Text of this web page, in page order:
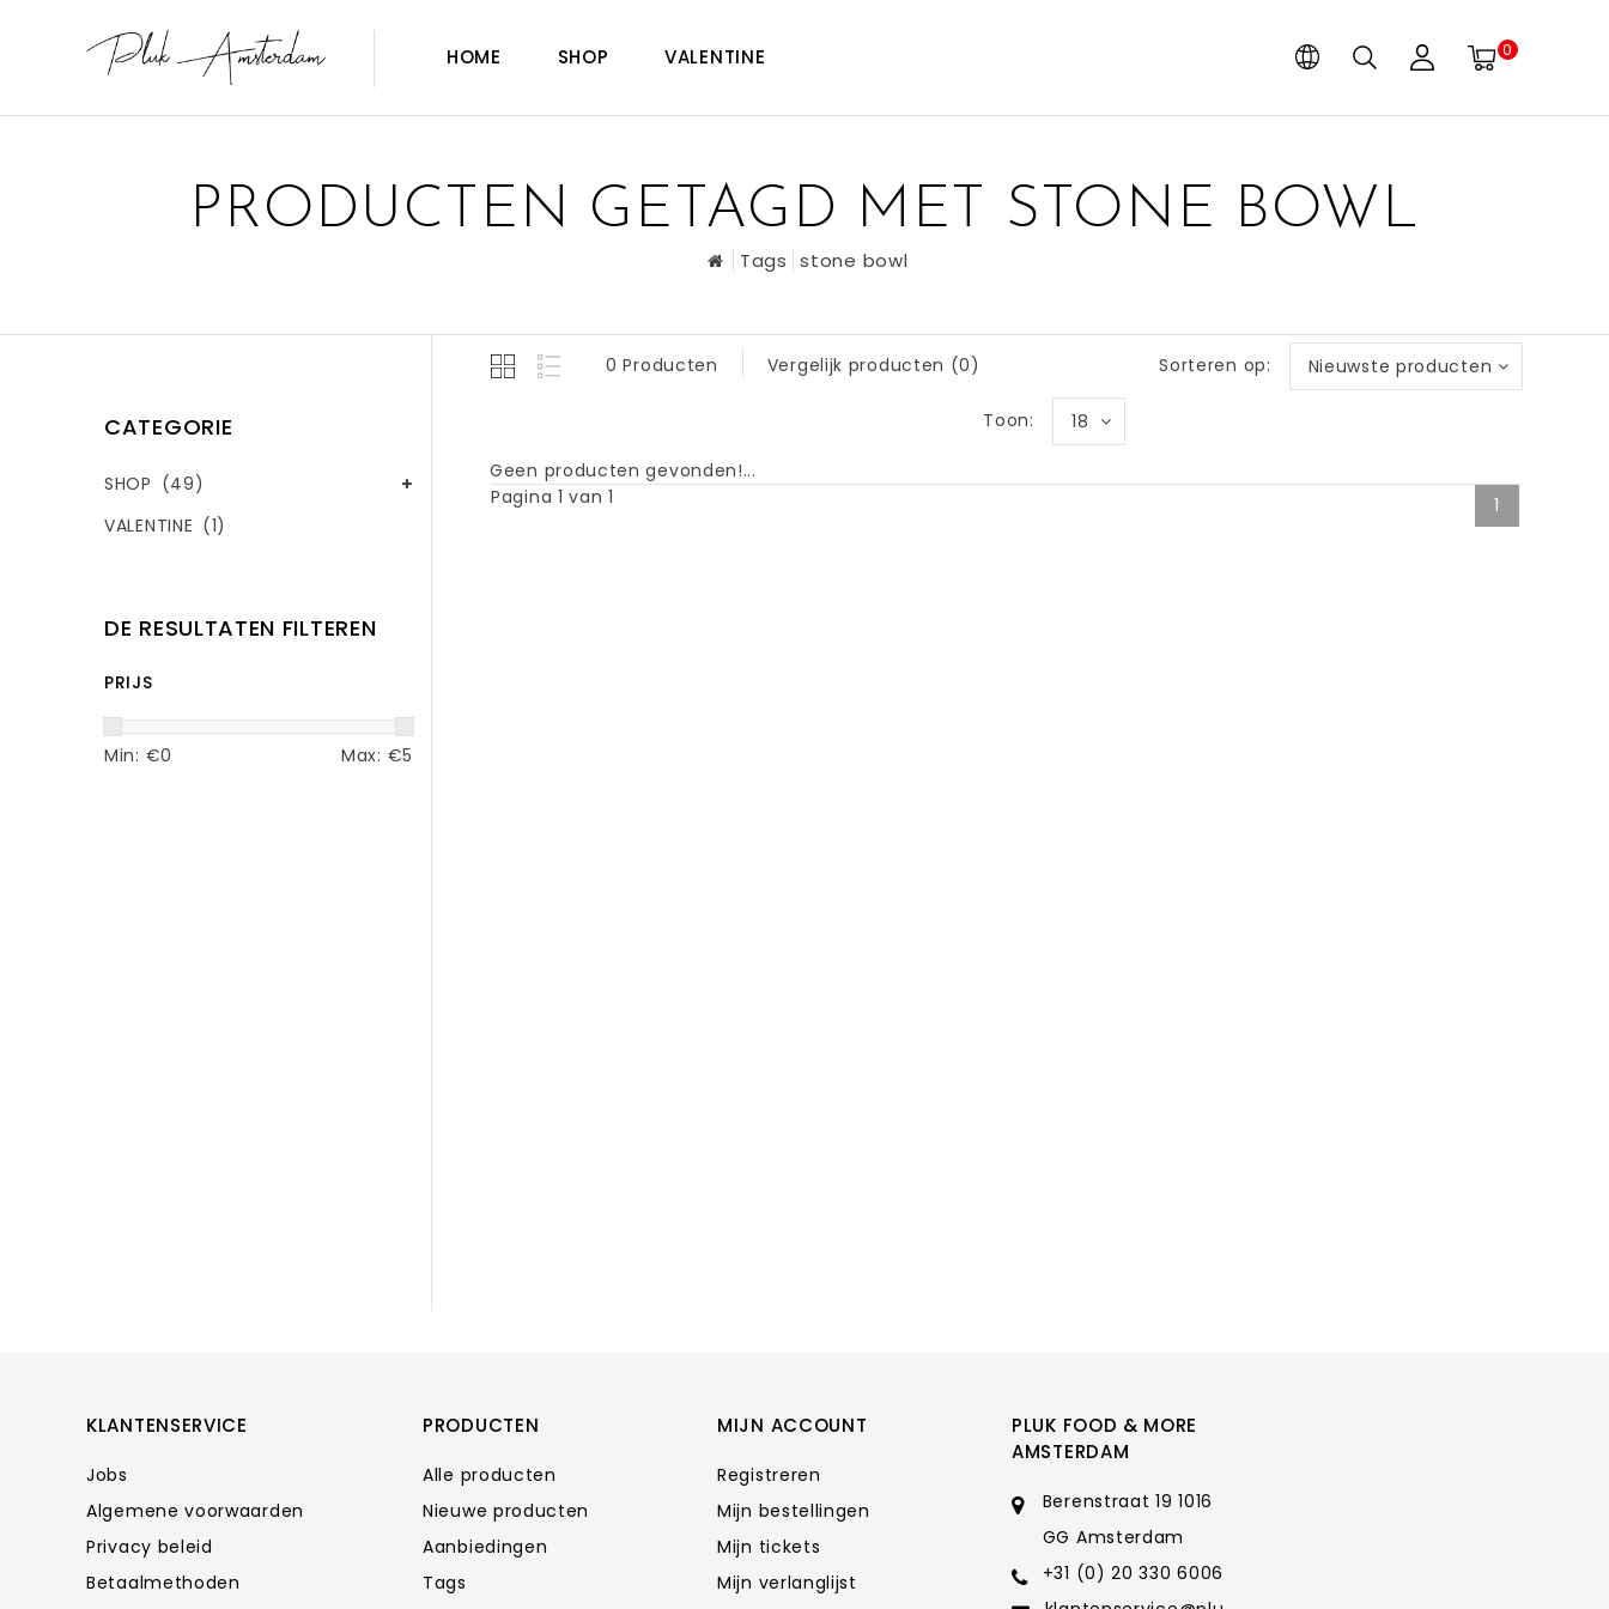
HOME SHOP VALENTINE 0
PRODUCTEN GETAGD MET STONE BOWL
Tags stone bowl
CATEGORIE
SHOP (49)
VALENTINE (1)
DE RESULTATEN FILTEREN
PRIJS
Min: €0 Max: €5
0 Producten Vergelijk producten (0) Sorteren op: Nieuwste producten
Toon: 18
Geen producten gevonden!...
Pagina 1 van 1
1
KLANTENSERVICE
Jobs
Algemene voorwaarden
Privacy beleid
Betaalmethoden
PRODUCTEN
Alle producten
Nieuwe producten
Aanbiedingen
Tags
MIJN ACCOUNT
Registreren
Mijn bestellingen
Mijn tickets
Mijn verlanglijst
PLUK FOOD & MORE
AMSTERDAM
Berenstraat 19 1016
GG Amsterdam
+31 (0) 20 330 6006